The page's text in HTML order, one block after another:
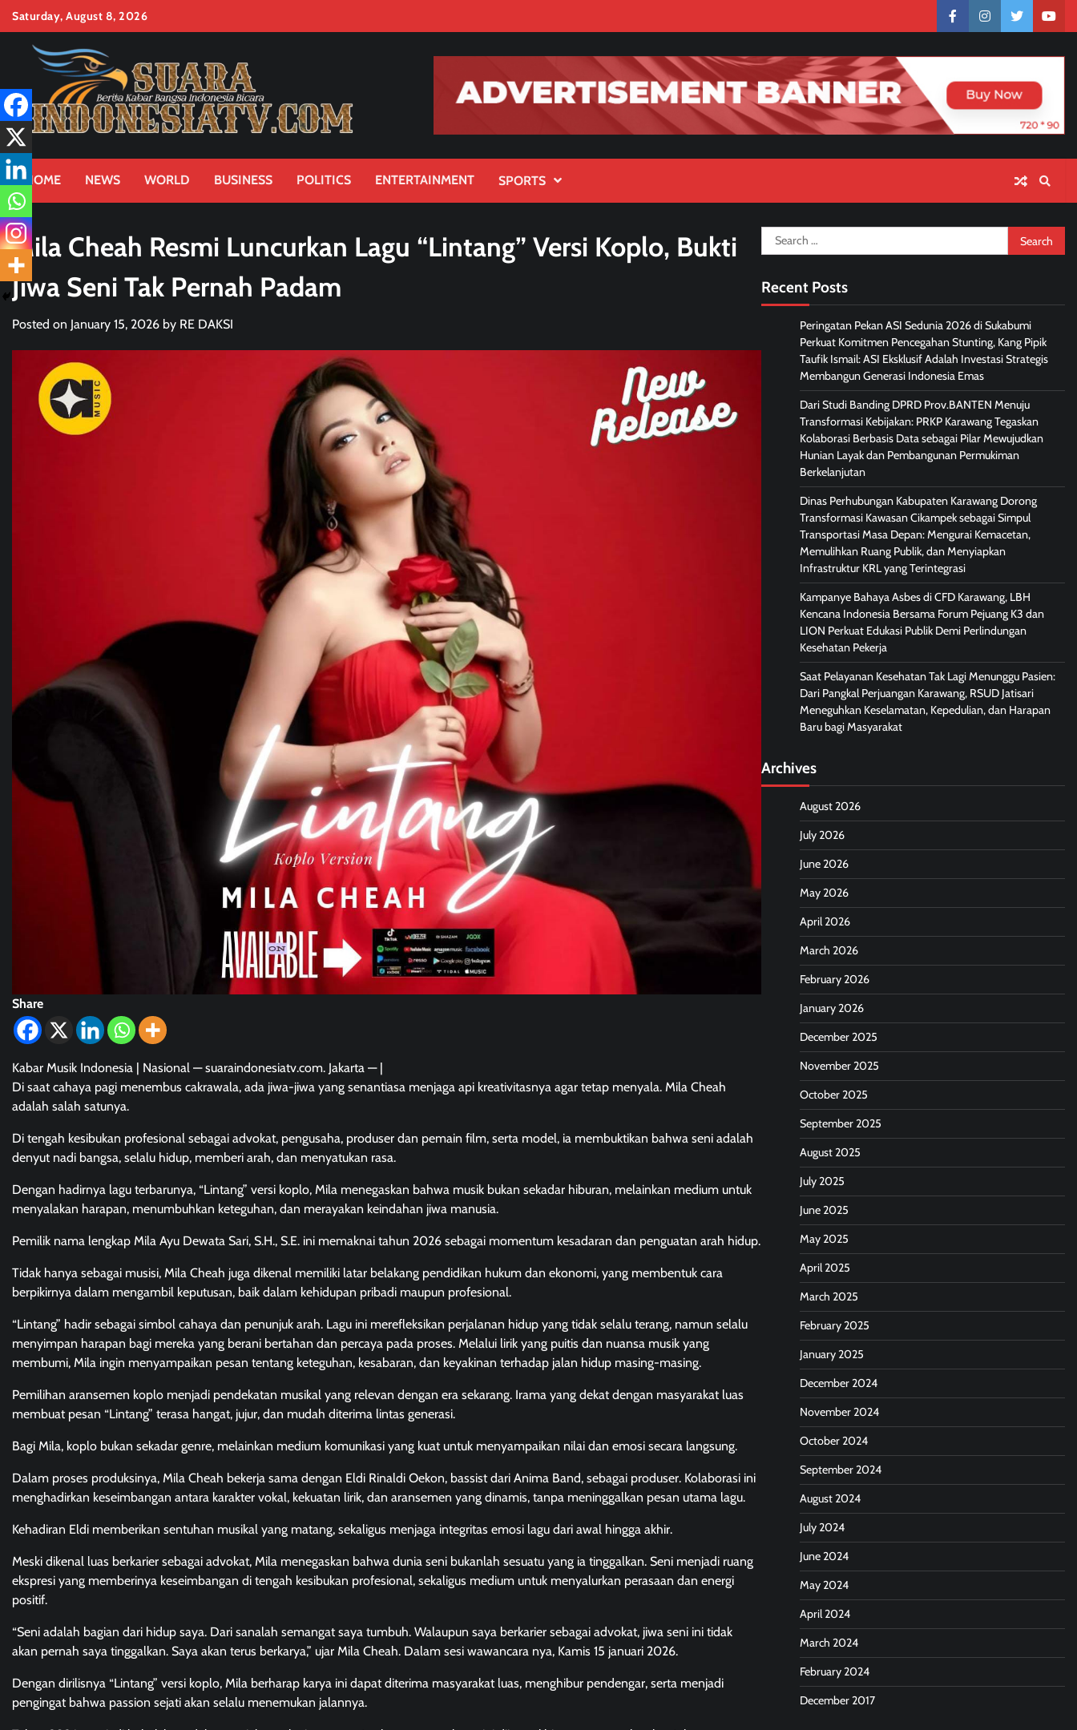
Skip
content
Saturday, August 8, 2026
facebookinstagramtwitter
HOME NEWS WORLD BUSINESS POLITICS ENTERTAINMENT SPORTS
Mila Cheah Resmi Luncurkan Lagu “Lintang” Versi Koplo, Bukti
Jiwa Seni Tak Pernah Padam
Posted on January 15, 2026 by RE DAKSI
Share
Kabar Musik Indonesia | Nasional — suaraindonesiatv.com. Jakarta — |
Di saat cahaya pagi menembus cakrawala, ada jiwa-jiwa yang senantiasa menjaga api kreativitasnya agar tetap menyala. Mila Cheah
adalah salah satunya.
Di tengah kesibukan profesional sebagai advokat, pengusaha, produser dan pemain film, serta model, ia membuktikan bahwa seni adalah
denyut nadi bangsa, selalu hidup, memberi arah, dan menyatukan rasa.
Dengan hadirnya lagu terbarunya, “Lintang” versi koplo, Mila menegaskan bahwa musik bukan sekadar hiburan, melainkan medium untuk
menyalakan harapan, menumbuhkan keteguhan, dan merayakan keindahan jiwa manusia.
Pemilik nama lengkap Mila Ayu Dewata Sari, S.H., S.E. ini memaknai tahun 2026 sebagai momentum kesadaran dan penguatan arah hidup.
Tidak hanya sebagai musisi, Mila Cheah juga dikenal memiliki latar belakang pendidikan hukum dan ekonomi, yang membentuk cara
berpikirnya dalam mengambil keputusan, baik dalam kehidupan pribadi maupun profesional.
“Lintang” hadir sebagai simbol cahaya dan penunjuk arah. Lagu ini merefleksikan perjalanan hidup yang tidak selalu terang, namun selalu
menyimpan harapan bagi mereka yang berani bertahan dan percaya pada proses. Melalui lirik yang puitis dan nuansa musik yang
membumi, Mila ingin menyampaikan pesan tentang keteguhan, kesabaran, dan keyakinan terhadap jalan hidup masing-masing.
Pemilihan aransemen koplo menjadi pendekatan musikal yang relevan dengan era sekarang. Irama yang dekat dengan masyarakat luas
membuat pesan “Lintang” terasa hangat, jujur, dan mudah diterima lintas generasi.
Bagi Mila, koplo bukan sekadar genre, melainkan medium komunikasi yang kuat untuk menyampaikan nilai dan emosi secara langsung.
Dalam proses produksinya, Mila Cheah bekerja sama dengan Eldi Rinaldi Oekon, bassist dari Anima Band, sebagai produser. Kolaborasi ini
menghadirkan keseimbangan antara karakter vokal, kekuatan lirik, dan aransemen yang dinamis, tanpa meninggalkan pesan utama lagu.
Kehadiran Eldi memberikan sentuhan musikal yang matang, sekaligus menjaga integritas emosi lagu dari awal hingga akhir.
Meski dikenal luas berkarier sebagai advokat, Mila menegaskan bahwa dunia seni bukanlah sesuatu yang ia tinggalkan. Seni menjadi ruang
ekspresi yang memberinya keseimbangan di tengah kesibukan profesional, sekaligus medium untuk menyalurkan perasaan dan energi
positif.
“Seni adalah bagian dari hidup saya. Dari sanalah semangat saya tumbuh. Walaupun saya berkarier sebagai advokat, jiwa seni ini tidak
akan pernah saya tinggalkan. Saya akan terus berkarya,” ujar Mila Cheah. Dalam sesi wawancara nya, Kamis 15 januari 2026.
Dengan dirilisnya “Lintang” versi koplo, Mila berharap karya ini dapat diterima masyarakat luas, menghibur pendengar, serta menjadi
pengingat bahwa passion sejati akan selalu menemukan jalannya.
Search
for:
Recent Posts
Peringatan Pekan ASI Sedunia 2026 di Sukabumi
Perkuat Komitmen Pencegahan Stunting, Kang Pipik
Taufik Ismail: ASI Eksklusif Adalah Investasi Strategis
Membangun Generasi Indonesia Emas
Dari Studi Banding DPRD Prov.BANTEN Menuju
Transformasi Kebijakan: PRKP Karawang Tegaskan
Kolaborasi Berbasis Data sebagai Pilar Mewujudkan
Hunian Layak dan Pembangunan Permukiman
Berkelanjutan
Dinas Perhubungan Kabupaten Karawang Dorong
Transformasi Kawasan Cikampek sebagai Simpul
Transportasi Masa Depan: Mengurai Kemacetan,
Memulihkan Ruang Publik, dan Menyiapkan
Infrastruktur KRL yang Terintegrasi
Kampanye Bahaya Asbes di CFD Karawang, LBH
Kencana Indonesia Bersama Forum Pejuang K3 dan
LION Perkuat Edukasi Publik Demi Perlindungan
Kesehatan Pekerja
Saat Pelayanan Kesehatan Tak Lagi Menunggu Pasien:
Dari Pangkal Perjuangan Karawang, RSUD Jatisari
Meneguhkan Keselamatan, Kepedulian, dan Harapan
Baru bagi Masyarakat
Archives
August 2026
July 2026
June 2026
May 2026
April 2026
March 2026
February 2026
January 2026
December 2025
November 2025
October 2025
September 2025
August 2025
July 2025
June 2025
May 2025
April 2025
March 2025
February 2025
January 2025
December 2024
November 2024
October 2024
September 2024
August 2024
July 2024
June 2024
May 2024
April 2024
March 2024
February 2024
December 2017